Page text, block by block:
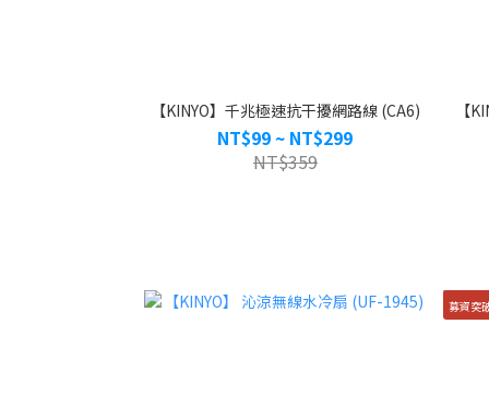
【KINYO】千兆極速抗干擾網路線 (CA6)
NT$99 ~ NT$299
NT$359
【
募資突